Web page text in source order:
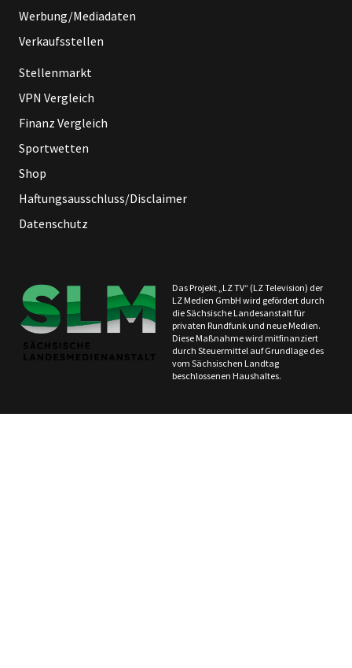
Werbung/Mediadaten
Verkaufsstellen
Stellenmarkt
VPN Vergleich
Finanz Vergleich
Sportwetten
Shop
Haftungsausschluss/Disclaimer
Datenschutz
Das Projekt „LZ TV“ (LZ Television) der
LZ Medien GmbH wird gefördert durch
die Sächsische Landesanstalt für
privaten Rundfunk und neue Medien.
Diese Maßnahme wird mitfinanziert
durch Steuermittel auf Grundlage des
vom Sächsischen Landtag
beschlossenen Haushaltes.